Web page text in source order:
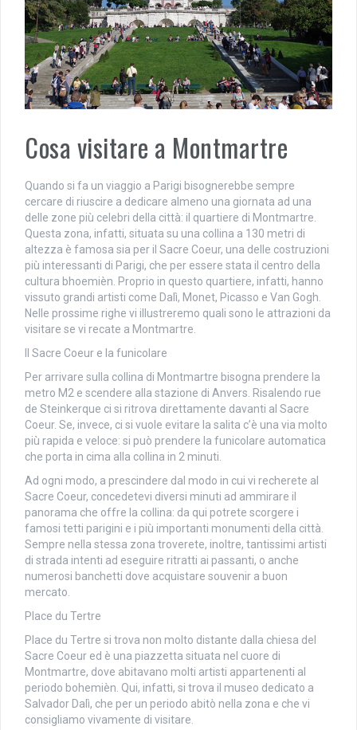
Cosa visitare a Montmartre
Quando si fa un viaggio a Parigi bisognerebbe sempre
cercare di riuscire a dedicare almeno una giornata ad una
delle zone più celebri della città: il quartiere di Montmartre.
Questa zona, infatti, situata su una collina a 130 metri di
altezza è famosa sia per il Sacre Coeur, una delle costruzioni
più interessanti di Parigi, che per essere stata il centro della
cultura bhoemièn. Proprio in questo quartiere, infatti, hanno
vissuto grandi artisti come Dalì, Monet, Picasso e Van Gogh.
Nelle prossime righe vi illustreremo quali sono le attrazioni da
visitare se vi recate a Montmartre.
Il Sacre Coeur e la funicolare
Per arrivare sulla collina di Montmartre bisogna prendere la
metro M2 e scendere alla stazione di Anvers. Risalendo rue
de Steinkerque ci si ritrova direttamente davanti al Sacre
Coeur. Se, invece, ci si vuole evitare la salita c’è una via molto
più rapida e veloce: si può prendere la funicolare automatica
che porta in cima alla collina in 2 minuti.
Ad ogni modo, a prescindere dal modo in cui vi recherete al
Sacre Coeur, concedetevi diversi minuti ad ammirare il
panorama che offre la collina: da qui potrete scorgere i
famosi tetti parigini e i più importanti monumenti della città.
Sempre nella stessa zona troverete, inoltre, tantissimi artisti
di strada intenti ad eseguire ritratti ai passanti, o anche
numerosi banchetti dove acquistare souvenir a buon
mercato.
Place du Tertre
Place du Tertre si trova non molto distante dalla chiesa del
Sacre Coeur ed è una piazzetta situata nel cuore di
Montmartre, dove abitavano molti artisti appartenenti al
periodo bohemièn. Qui, infatti, si trova il museo dedicato a
Salvador Dalì, che per un periodo abitò nella zona e che vi
consigliamo vivamente di visitare.